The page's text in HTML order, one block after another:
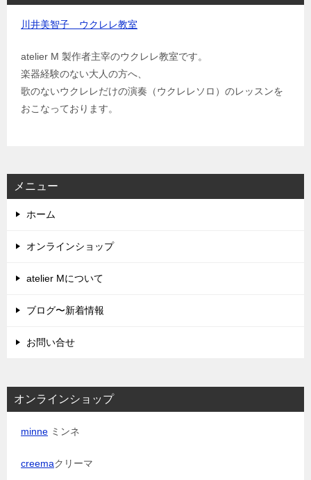
川井美智子 ウクレレ教室
atelier M 製作者主宰のウクレレ教室です。
楽器経験のない大人の方へ、
歌のないウクレレだけの演奏（ウクレレソロ）のレッスンを
おこなっております。
メニュー
ホーム
オンラインショップ
atelier Mについて
ブログ〜新着情報
お問い合せ
オンラインショップ
minne ミンネ
creemaクリーマ